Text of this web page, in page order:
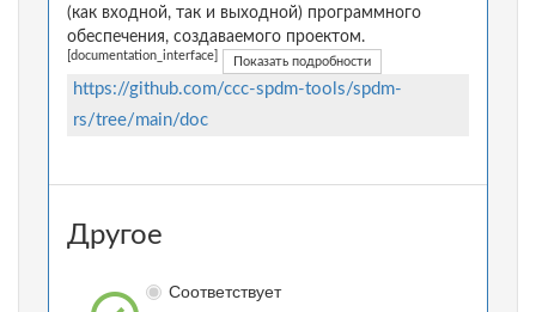
(как входной, так и выходной) программного
обеспечения, создаваемого проектом.
[documentation_interface] Показать подробности
https://github.com/ccc-spdm-tools/spdm-
rs/tree/main/doc
Другое
Соответствует